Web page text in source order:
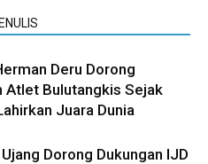
Deru Dorong
Atlet Bulutangkis Sejak
Juara Dunia
Dorong Dukungan IJD